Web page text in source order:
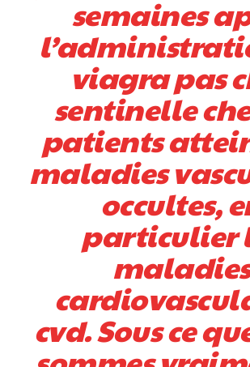
semaines
viagra pas
sentinelle
patients
maladies
occultes,
particulier
maladies
cvd. Sous ce